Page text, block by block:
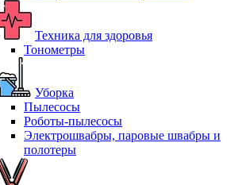
Техника для здоровья
Тонометры
Уборка
Пылесосы
Роботы-пылесосы
Электрошвабры, паровые швабры и
полотеры